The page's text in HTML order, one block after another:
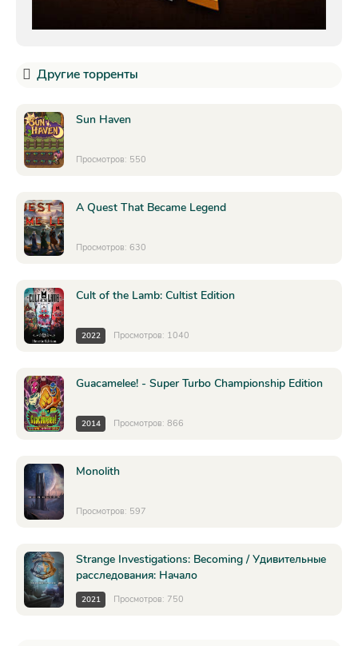
Другие торренты
Sun Haven
Просмотров: 550
A Quest That Became Legend
Просмотров: 630
Cult of the Lamb: Cultist Edition
2022 Просмотров: 1040
Guacamelee! - Super Turbo Championship Edition
2014 Просмотров: 866
Monolith
Просмотров: 597
Strange Investigations: Becoming / Удивительные
расследования: Начало
2021 Просмотров: 750